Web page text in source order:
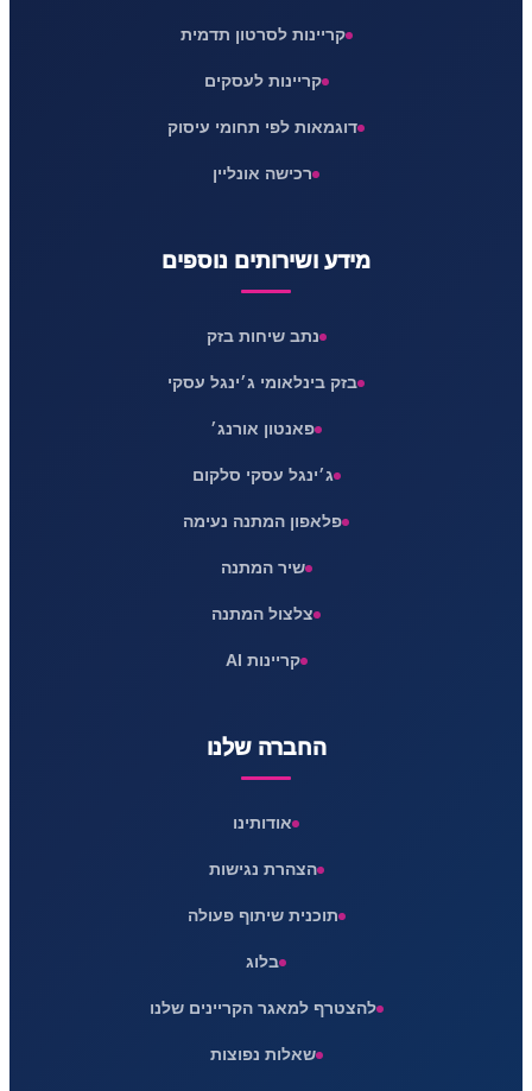
קריינות לסרטון תדמית
קריינות לעסקים
דוגמאות לפי תחומי עיסוק
רכישה אונליין
מידע ושירותים נוספים
נתב שיחות בזק
בזק בינלאומי ג׳ינגל עסקי
פאנטון אורנג׳
ג׳ינגל עסקי סלקום
פלאפון המתנה נעימה
שיר המתנה
צלצול המתנה
קריינות AI
החברה שלנו
אודותינו
הצהרת נגישות
תוכנית שיתוף פעולה
בלוג
להצטרף למאגר הקריינים שלנו
שאלות נפוצות